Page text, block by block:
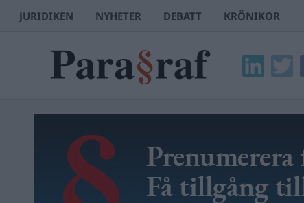
JURIDIKEN NYHETER DEBATT KRÖNIKOR